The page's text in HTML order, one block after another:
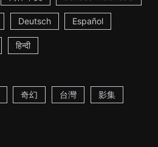
Deutsch Español
हिन्दी
奇幻 台灣 影集